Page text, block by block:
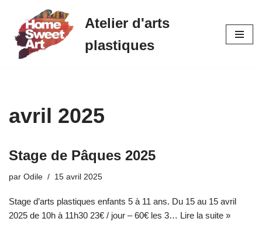
Aller
au
contenu
Atelier d'arts
plastiques
avril 2025
Stage de Pâques 2025
par Odile 15 avril 2025
Stage d’arts plastiques enfants 5 à 11 ans. Du 15 au 15 avril
2025 de 10h à 11h30 23€ / jour – 60€ les 3… Lire la suite »